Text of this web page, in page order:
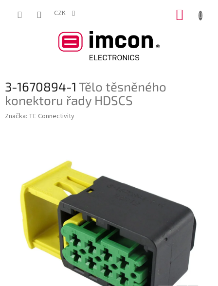
CZK
3-1670894-1 Tělo těsněného
konektoru řady HDSCS
Značka: TE Connectivity